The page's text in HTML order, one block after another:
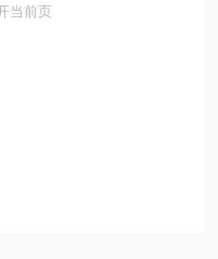
当前页